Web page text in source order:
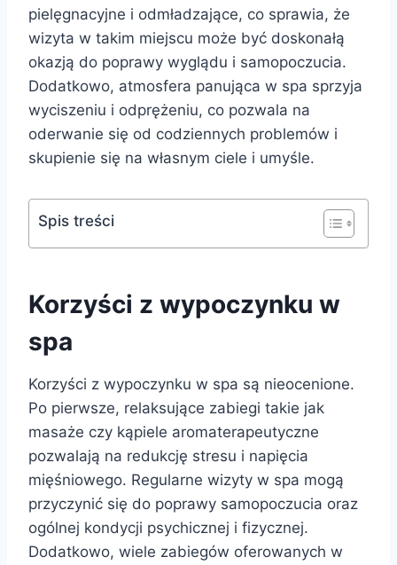
pielęgnacyjne i odmładzające, co sprawia, że
wizyta w takim miejscu może być doskonałą
okazją do poprawy wyglądu i samopoczucia.
Dodatkowo, atmosfera panująca w spa sprzyja
wyciszeniu i odprężeniu, co pozwala na
oderwanie się od codziennych problemów i
skupienie się na własnym ciele i umyśle.
Spis treści
Korzyści z wypoczynku w
spa
Korzyści z wypoczynku w spa są nieocenione.
Po pierwsze, relaksujące zabiegi takie jak
masaże czy kąpiele aromaterapeutyczne
pozwalają na redukcję stresu i napięcia
mięśniowego. Regularne wizyty w spa mogą
przyczynić się do poprawy samopoczucia oraz
ogólnej kondycji psychicznej i fizycznej.
Dodatkowo, wiele zabiegów oferowanych w